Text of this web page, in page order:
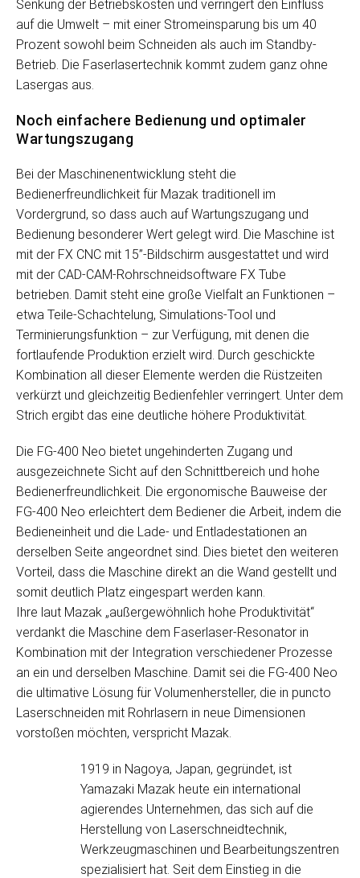
Senkung der Betriebskosten und verringert den Einfluss
auf die Umwelt – mit einer Stromeinsparung bis um 40
Prozent sowohl beim Schneiden als auch im Standby-
Betrieb. Die Faserlasertechnik kommt zudem ganz ohne
Lasergas aus.
Noch einfachere Bedienung und optimaler
Wartungszugang
Bei der Maschinenentwicklung steht die
Bedienerfreundlichkeit für Mazak traditionell im
Vordergrund, so dass auch auf Wartungszugang und
Bedienung besonderer Wert gelegt wird. Die Maschine ist
mit der FX CNC mit 15”-Bildschirm ausgestattet und wird
mit der CAD-CAM-Rohrschneidsoftware FX Tube
betrieben. Damit steht eine große Vielfalt an Funktionen –
etwa Teile-Schachtelung, Simulations-Tool und
Terminierungsfunktion – zur Verfügung, mit denen die
fortlaufende Produktion erzielt wird. Durch geschickte
Kombination all dieser Elemente werden die Rüstzeiten
verkürzt und gleichzeitig Bedienfehler verringert. Unter dem
Strich ergibt das eine deutliche höhere Produktivität.
Die FG-400 Neo bietet ungehinderten Zugang und
ausgezeichnete Sicht auf den Schnittbereich und hohe
Bedienerfreundlichkeit. Die ergonomische Bauweise der
FG-400 Neo erleichtert dem Bediener die Arbeit, indem die
Bedieneinheit und die Lade- und Entladestationen an
derselben Seite angeordnet sind. Dies bietet den weiteren
Vorteil, dass die Maschine direkt an die Wand gestellt und
somit deutlich Platz eingespart werden kann.
Ihre laut Mazak „außergewöhnlich hohe Produktivität“
verdankt die Maschine dem Faserlaser-Resonator in
Kombination mit der Integration verschiedener Prozesse
an ein und derselben Maschine. Damit sei die FG-400 Neo
die ultimative Lösung für Volumenhersteller, die in puncto
Laserschneiden mit Rohrlasern in neue Dimensionen
vorstoßen möchten, verspricht Mazak.
1919 in Nagoya, Japan, gegründet, ist
Yamazaki Mazak heute ein international
agierendes Unternehmen, das sich auf die
Herstellung von Laserschneidtechnik,
Werkzeugmaschinen und Bearbeitungszentren
spezialisiert hat. Seit dem Einstieg in die